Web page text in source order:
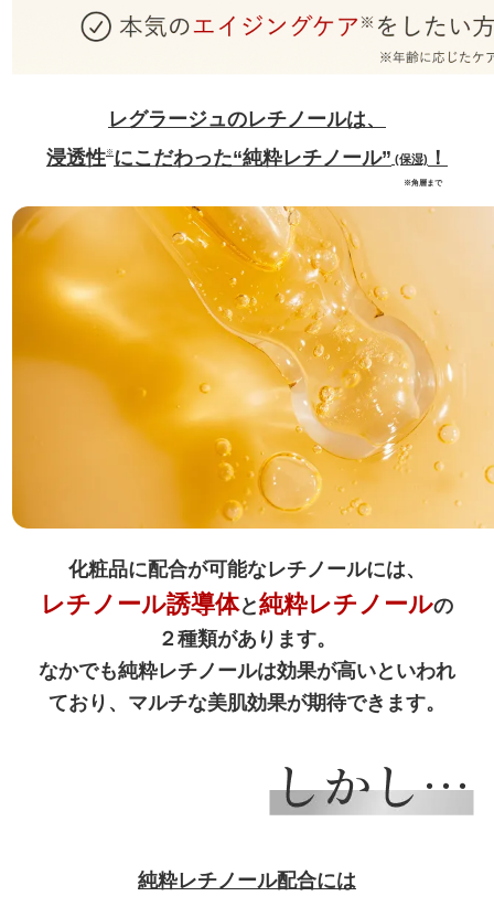
レグラージュのレチノールは、
浸透性※ にこだわった“純粋レチノール” (保湿) ！
※角層まで
化粧品に配合が可能なレチノールには、
レチノール誘導体と純粋レチノールの
２種類があります。
なかでも純粋レチノールは効果が高いといわれ
ており、マルチな美肌効果が期待できます。
純粋レチノール配合には